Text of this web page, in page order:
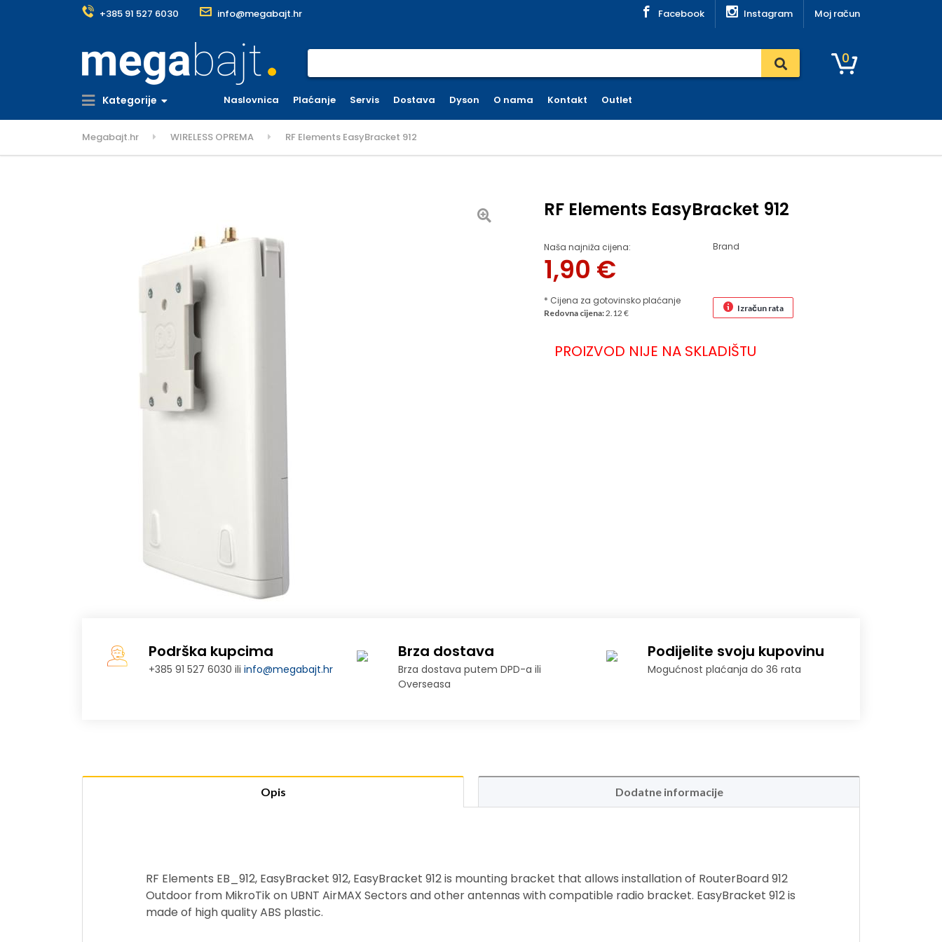
+385 91 527 6030 info@megabajt.hr Facebook Instagram Moj račun
0
Kategorije Naslovnica Plaćanje Servis Dostava Dyson O nama Kontakt Outlet
Megabajt.hr WIRELESS OPREMA RF Elements EasyBracket 912
RF Elements EasyBracket 912
Naša najniža cijena:
1,90 €
* Cijena za gotovinsko plaćanje
Brand
Redovna cijena:2.12 € Izračun rata
PROIZVOD NIJE NA SKLADIŠTU
Podrška kupcima
+385 91 527 6030 iliinfo@megabajt.hr
Brza dostava
Brza dostava putem DPD-a ili
Overseasa
Podijelite svoju kupovinu
Mogućnost plaćanja do 36 rata
Opis Dodatne informacije
RF Elements EB_912, EasyBracket 912, EasyBracket 912 is mounting bracket that allows installation of RouterBoard 912
Outdoor from MikroTik on UBNT AirMAX Sectors and other antennas with compatible radio bracket. EasyBracket 912 is
made of high quality ABS plastic.